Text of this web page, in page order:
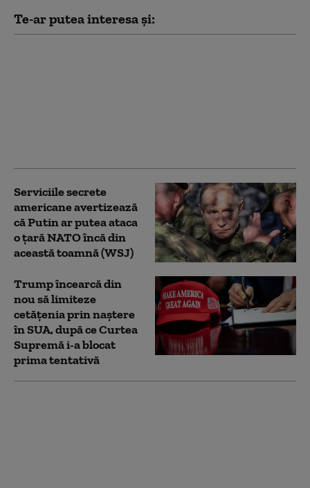
Te-ar putea interesa și:
Serviciile secrete
americane avertizează
că Putin ar putea ataca
o țară NATO încă din
această toamnă (WSJ)
Trump încearcă din
nou să limiteze
cetățenia prin naștere
în SUA, după ce Curtea
Supremă i-a blocat
prima tentativă